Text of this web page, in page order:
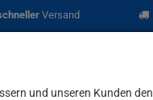
Versand
und unseren Kunden den